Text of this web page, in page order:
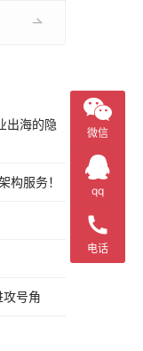
出海的隐
构服务！
号角
微信
qq
电话